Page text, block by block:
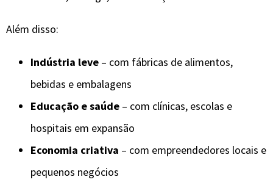
Além disso:
Indústria leve – com fábricas de alimentos,
bebidas e embalagens
Educação e saúde – com clínicas, escolas e
hospitais em expansão
Economia criativa – com empreendedores locais e
pequenos negócios